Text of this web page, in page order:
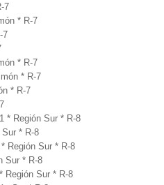
7
* R-7
7
* R-7
* R-7
* R-7
* Región Sur * R-8
* R-8
Región Sur * R-8
Sur * R-8
Región Sur * R-8